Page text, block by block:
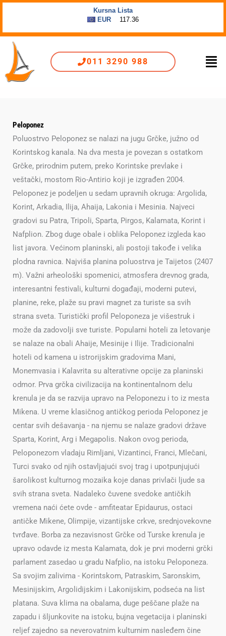
садржај
011 3290 988
Peloponez
Poluostrvo Peloponez se nalazi na jugu Grčke, južno od
Korintskog kanala. Na dva mesta je povezan s ostatkom
Grčke, prirodnim putem, preko Korintske prevlake i
veštački, mostom Rio-Antirio koji je izgrađen 2004.
Peloponez je podeljen u sedam upravnih okruga: Argolida,
Korint, Arkadia, Ilija, Ahaija, Lakonia i Mesinia. Najveci
gradovi su Patra, Tripoli, Sparta, Pirgos, Kalamata, Korint i
Nafplion. Zbog duge obale i oblika Peloponez izgleda kao
list javora. Većinom planinski, ali postoji takođe i velika
plodna ravnica. Najviša planina poluostrva je Taijetos (2407
m). Važni arheološki spomenici, atmosfera drevnog grada,
interesantni festivali, kulturni događaji, moderni putevi,
planine, reke, plaže su pravi magnet za turiste sa svih
strana sveta. Turistički profil Peloponeza je višestruk i
može da zadovolji sve turiste. Popularni hoteli za letovanje
se nalaze na obali Ahaije, Mesinije i Ilije. Tradicionalni
hoteli od kamena u istrorijskim gradovima Mani,
Monemvasia i Kalavrita su alterativne opcije za planinski
odmor. Prva grčka civilizacija na kontinentalnom delu
krenula je da se razvija upravo na Peloponezu i to iz mesta
Mikena. U vreme klasičnog antičkog perioda Peloponez je
centar svih dešavanja - na njemu se nalaze gradovi države
Sparta, Korint, Arg i Megapolis. Nakon ovog perioda,
Peloponezom vladaju Rimljani, Vizantinci, Franci, Mlečani,
Turci svako od njih ostavljajući svoj trag i upotpunjujući
šarolikost kulturnog mozaika koje danas privlači ljude sa
svih strana sveta. Nadaleko čuvene svedoke antičkih
vremena naći ćete ovde - amfiteatar Epidaurus, ostaci
antičke Mikene, Olimpije, vizantijske crkve, srednjovekovne
tvrđave. Borba za nezavisnost Grčke od Turske krenula je
upravo odavde iz mesta Kalamata, dok je prvi moderni grčki
parlament zasedao u gradu Nafplio, na istoku Peloponeza.
Sa svojim zalivima - Korintskom, Patraskim, Saronskim,
Mesinijskim, Argolidijskim i Lakonijskim, podseća na list
platana. Suva klima na obalama, duge peščane plaže na
zapadu i šljunkovite na istoku, bujna vegetacija i planinski
reljef zajedno sa neverovatnim kulturnim nasleđem čine